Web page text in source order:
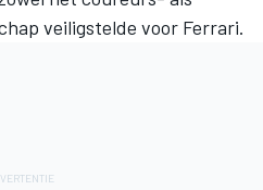
veiligstelde voor Ferrari.